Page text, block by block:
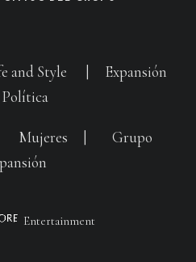
and Style
Expansión
Política
Mujeres
Grupo
Entertainment